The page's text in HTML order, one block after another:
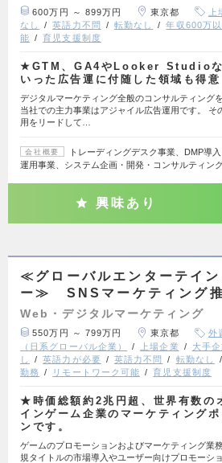
600万円 ～ 899万円 東京都
なし
英語力不問 転勤なし 年収600万以
能
育児支援制度
★GTM、GA4やLooker Studioな
いった広告運に付随した領域も得意
デジタルマーケティング全般のコンサルティング
当社での主力事業はアジャイル広告運用です。 そ
用をリードして…
会社概要
トレーディングデスク事業、DMP導
運用事業、システム企画・開発・コンサルティン
興味あり
≪グローバルエンターテイン
ー≫ SNSマーケティング推
Web・デジタルマーケティング
550万円 ～ 799万円 東京都 外
（日系グローバル企業）
上場企業 大手企
し
英語力が必要 英語力不問 転勤なし
勤務
リモートワーク可能 育児支援制度
★時価総額約2兆円超、世界有数の
インゲーム企業のマーケティングポ
ンです。
ゲームのプロモーションおよびマーケティング業
規タイトルの市場導入やユーザー向けプロモーシ